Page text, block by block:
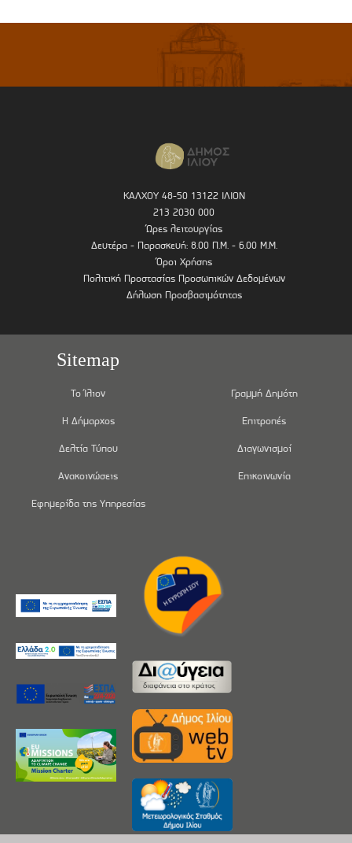
ΚΑΛΧΟΥ 48-50 13122 ΙΛΙΟΝ
213 2030 000
Ώρες λειτουργίας
Δευτέρα - Παρασκευή: 8.00 Π.Μ. - 6.00 Μ.Μ.
Όροι Χρήσης
Πολιτική Προστασίας Προσωπικών Δεδομένων
Δήλωση Προσβασιμότητας
Sitemap
Το Ίλιον
Η Δήμαρχος
Δελτία Τύπου
Ανακοινώσεις
Εφημερίδα της Υπηρεσίας
Γραμμή Δημότη
Επιτροπές
Διαγωνισμοί
Επικοινωνία